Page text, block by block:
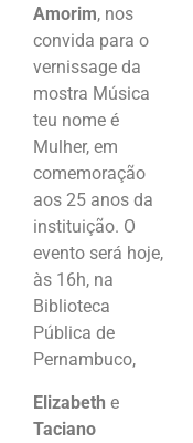
Amorim, nos
convida para o
vernissage da
mostra Música
teu nome é
Mulher, em
comemoração
aos 25 anos da
instituição. O
evento será hoje,
às 16h, na
Biblioteca
Pública de
Pernambuco,
Elizabeth e
Taciano